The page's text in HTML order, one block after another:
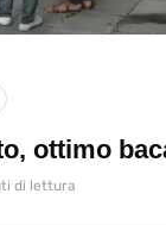
ottimo
di lettura